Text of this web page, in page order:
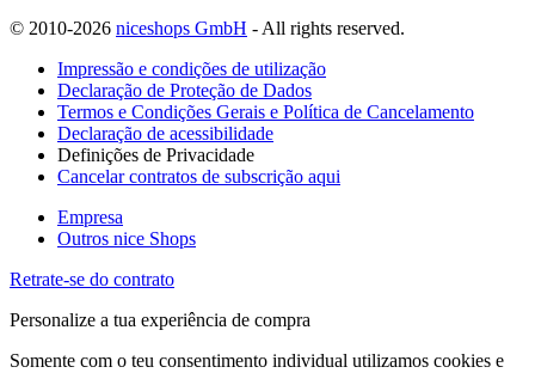
© 2010-2026 niceshops GmbH - All rights reserved.
Impressão e condições de utilização
Declaração de Proteção de Dados
Termos e Condições Gerais e Política de Cancelamento
Declaração de acessibilidade
Definições de Privacidade
Cancelar contratos de subscrição aqui
Empresa
Outros nice Shops
Retrate-se do contrato
Personalize a tua experiência de compra
Somente com o teu consentimento individual utilizamos cookies e